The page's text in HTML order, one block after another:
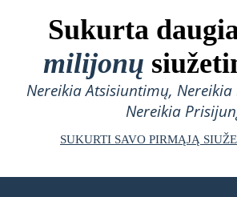
Sukurta
milijonų
Nereikia Atsisiuntimų,
Nereikia
SUKURTI SAVO PIRMĄJĄ